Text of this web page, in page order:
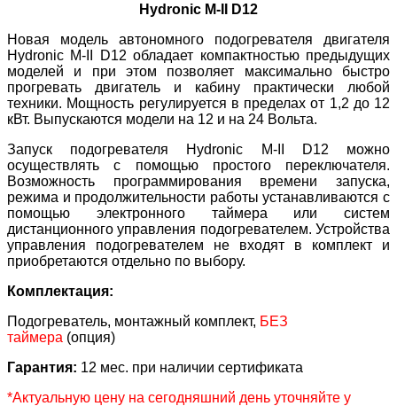
Hydronic M-II D12
Новая модель автономного подогревателя двигателя
Hydronic M-II D12 обладает компактностью предыдущих
моделей и при этом позволяет максимально быстро
прогревать двигатель и кабину практически любой
техники. Мощность регулируется в пределах от 1,2 до 12
кВт. Выпускаются модели на 12 и на 24 Вольта.
Запуск подогревателя Hydronic M-II D12 можно
осуществлять с помощью простого переключателя.
Возможность программирования времени запуска,
режима и продолжительности работы устанавливаются с
помощью электронного таймера или систем
дистанционного управления подогревателем. Устройства
управления подогревателем не входят в комплект и
приобретаются отдельно по выбору.
Комплектация:
Подогреватель, монтажный комплект, БЕЗ
таймера (опция)
Гарантия: 12 мес. при наличии сертификата
*Актуальную цену на сегодняшний день уточняйте у